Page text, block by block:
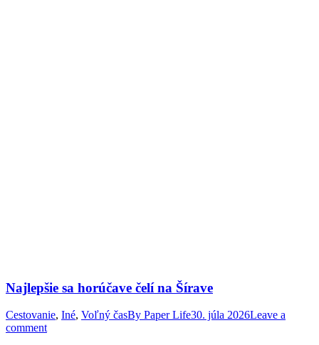
Najlepšie sa horúčave čelí na Šírave
Cestovanie, Iné, Voľný časBy Paper Life30. júla 2026Leave a
comment